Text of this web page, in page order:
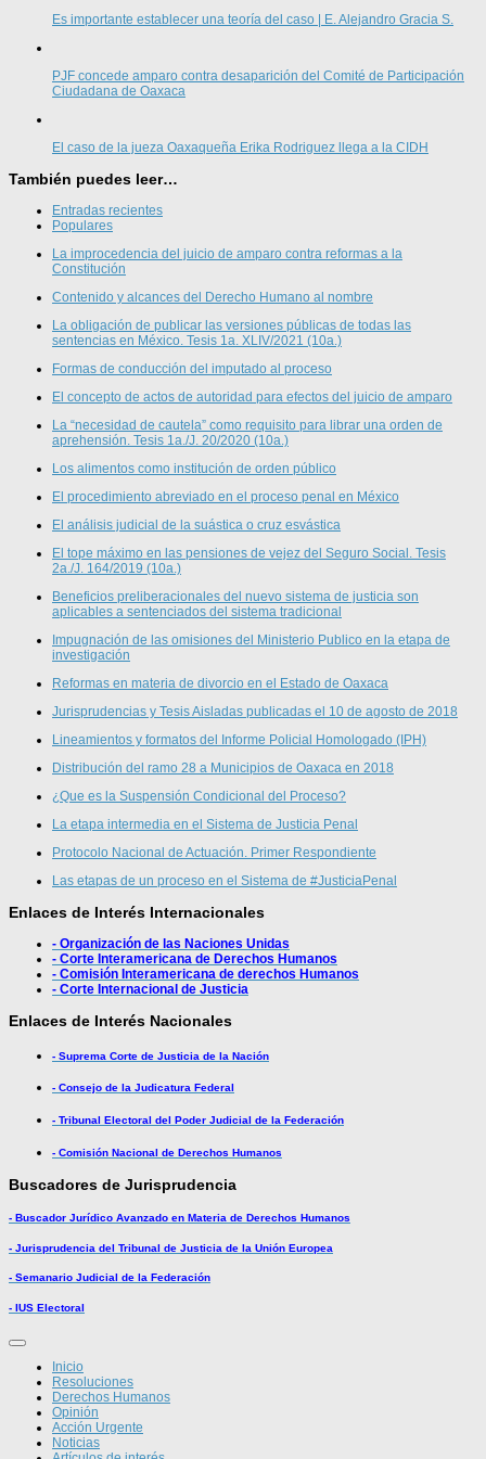
Es importante establecer una teoría del caso | E. Alejandro Gracia S.
PJF concede amparo contra desaparición del Comité de Participación
Ciudadana de Oaxaca
El caso de la jueza Oaxaqueña Erika Rodriguez llega a la CIDH
También puedes leer…
Entradas recientes
Populares
La improcedencia del juicio de amparo contra reformas a la
Constitución
Contenido y alcances del Derecho Humano al nombre
La obligación de publicar las versiones públicas de todas las
sentencias en México. Tesis 1a. XLIV/2021 (10a.)
Formas de conducción del imputado al proceso
El concepto de actos de autoridad para efectos del juicio de amparo
La “necesidad de cautela” como requisito para librar una orden de
aprehensión. Tesis 1a./J. 20/2020 (10a.)
Los alimentos como institución de orden público
El procedimiento abreviado en el proceso penal en México
El análisis judicial de la suástica o cruz esvástica
El tope máximo en las pensiones de vejez del Seguro Social. Tesis
2a./J. 164/2019 (10a.)
Beneficios preliberacionales del nuevo sistema de justicia son
aplicables a sentenciados del sistema tradicional
Impugnación de las omisiones del Ministerio Publico en la etapa de
investigación
Reformas en materia de divorcio en el Estado de Oaxaca
Jurisprudencias y Tesis Aisladas publicadas el 10 de agosto de 2018
Lineamientos y formatos del Informe Policial Homologado (IPH)
Distribución del ramo 28 a Municipios de Oaxaca en 2018
¿Que es la Suspensión Condicional del Proceso?
La etapa intermedia en el Sistema de Justicia Penal
Protocolo Nacional de Actuación. Primer Respondiente
Las etapas de un proceso en el Sistema de #JusticiaPenal
Enlaces de Interés Internacionales
- Organización de las Naciones Unidas
- Corte Interamericana de Derechos Humanos
- Comisión Interamericana de derechos Humanos
- Corte Internacional de Justicia
Enlaces de Interés Nacionales
- Suprema Corte de Justicia de la Nación
- Consejo de la Judicatura Federal
- Tribunal Electoral del Poder Judicial de la Federación
- Comisión Nacional de Derechos Humanos
Buscadores de Jurisprudencia
- Buscador Jurídico Avanzado en Materia de Derechos Humanos
- Jurisprudencia del Tribunal de Justicia de la Unión Europea
- Semanario Judicial de la Federación
- IUS Electoral
Inicio
Resoluciones
Derechos Humanos
Opinión
Acción Urgente
Noticias